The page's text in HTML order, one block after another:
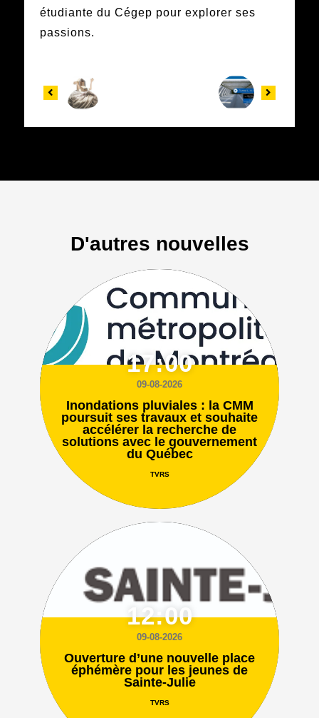
étudiante du Cégep pour explorer ses
passions.
D'autres nouvelles
17:00
09-08-2026
Inondations pluviales : la CMM
poursuit ses travaux et souhaite
accélérer la recherche de
solutions avec le gouvernement
du Québec
TVRS
12:00
09-08-2026
Ouverture d’une nouvelle place
éphémère pour les jeunes de
Sainte-Julie
TVRS